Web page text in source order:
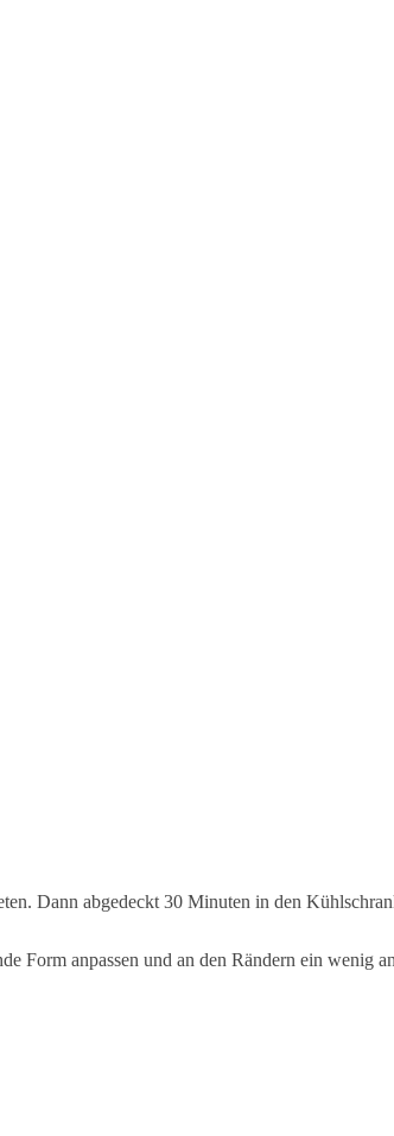
Dann abgedeckt 30 Minuten in den
Form anpassen und an den Rändern ein wenig